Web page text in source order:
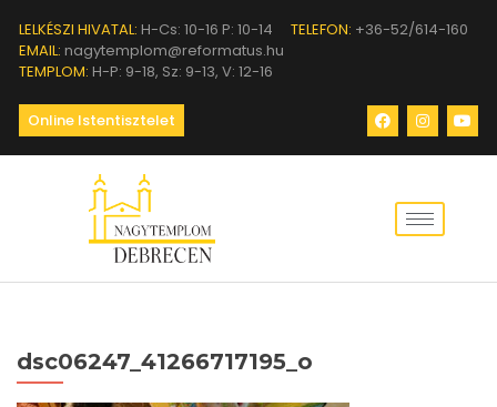
LELKÉSZI HIVATAL: H-Cs: 10-16 P: 10-14 TELEFON: +36-52/614-160
EMAIL: nagytemplom@reformatus.hu
TEMPLOM: H-P: 9-18, Sz: 9-13, V: 12-16
Online Istentisztelet
dsc06247_41266717195_o